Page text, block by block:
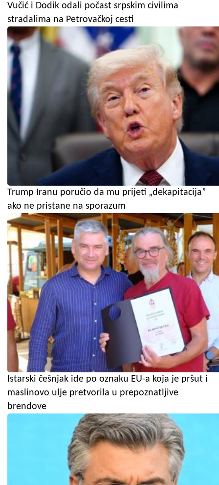
Vučić i Dodik odali počast srpskim civilima
stradalima na Petrovačkoj cesti
Trump Iranu poručio da mu prijeti „dekapitacija”
ako ne pristane na sporazum
Istarski češnjak ide po oznaku EU-a koja je pršut i
maslinovo ulje pretvorila u prepoznatljive
brendove